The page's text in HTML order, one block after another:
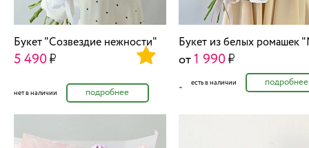
Букет "Созвездие нежности"
5 490
нет в наличии подробнее
Букет из белых ромашек
от 1 990
есть в наличии подробнее